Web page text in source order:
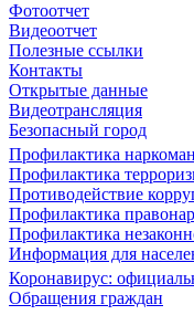
Фотоотчет
Видеоотчет
Полезные ссылки
Контакты
Открытые данные
Видеотрансляция
Безопасный город
Профилактика
Профилактика
Противодействие
Профилактика
Профилактика
Информация для
Коронавирус:
Обращения граждан